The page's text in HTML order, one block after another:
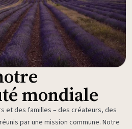
mondiale
et des familles – des créateurs, des
par une mission commune. Notre